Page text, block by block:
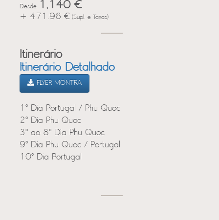
Desde 1,140 €
+ 471.96 € (Supl. e Taxas)
Itinerário
Itinerário Detalhado
FLYER MONTRA
1º Dia Portugal / Phu Quoc
2º Dia Phu Quoc
3º ao 8º Dia Phu Quoc
9º Dia Phu Quoc / Portugal
10º Dia Portugal